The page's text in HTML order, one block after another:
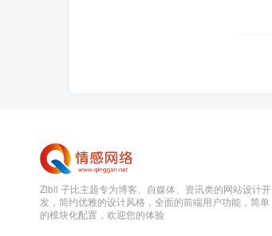
Zibll 子比主题专为博客、自媒体、资讯类的网站设计开
发，简约优雅的设计风格，全面的前端用户功能，简单
的模块化配置，欢迎您的体验